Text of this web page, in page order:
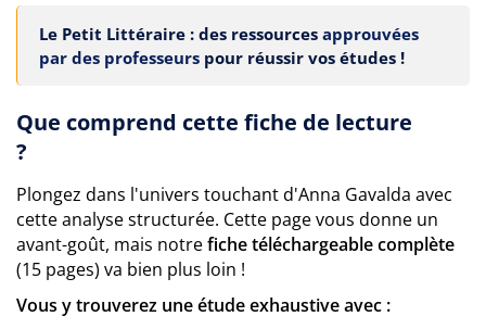
Le Petit Littéraire : des ressources approuvées
par des professeurs pour réussir vos études !
Que comprend cette fiche de lecture
?
Plongez dans l'univers touchant d'Anna Gavalda avec
cette analyse structurée. Cette page vous donne un
avant-goût, mais notrefiche téléchargeable complète
(15 pages) va bien plus loin !
Vous y trouverez une étude exhaustive avec :